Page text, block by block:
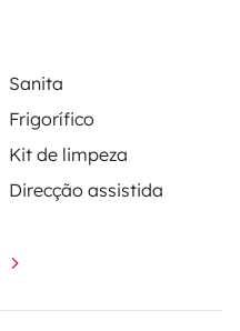
Sanita
Frigorífico
Kit de limpeza
Direcção assistida